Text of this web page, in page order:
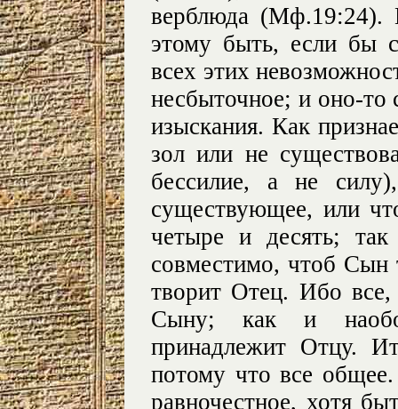
верблюда (Мф.19:24).
этому быть, если бы
всех этих
несбыточное; и оно-то
изыскания. Как
зол или не
бессилие, а не
существующее, или
четыре и десять;
совместимо, чтоб Сын
творит Отец. Ибо
Сыну; как и
принадлежит Отцу.
потому что все
равночестное, хотя